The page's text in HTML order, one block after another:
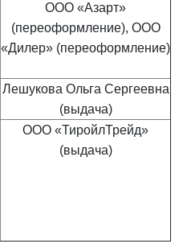
ООО «Азарт»
(переоформление), ООО
«Дилер» (переоформление)
Лешукова Ольга Сергеевна
(выдача)
ООО «ТиройлТрейд»
(выдача)